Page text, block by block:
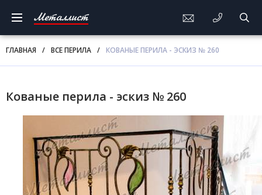
Металлист
ГЛАВНАЯ / ВСЕ ПЕРИЛА / КОВАНЫЕ ПЕРИЛА - ЭСКИЗ № 260
Кованые перила - эскиз № 260